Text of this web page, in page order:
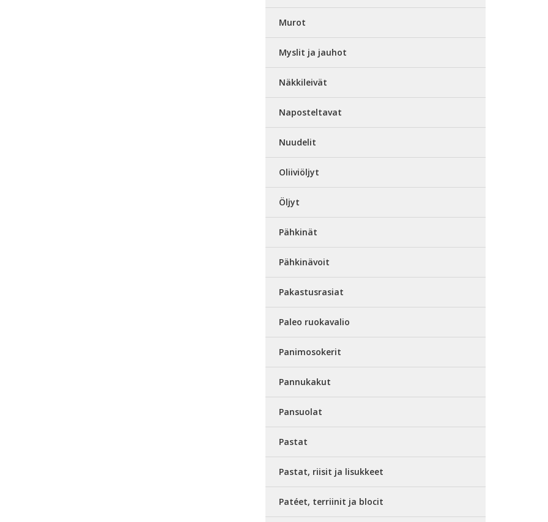
Murot
Myslit ja jauhot
Näkkileivät
Naposteltavat
Nuudelit
Oliiviöljyt
Öljyt
Pähkinät
Pähkinävoit
Pakastusrasiat
Paleo ruokavalio
Panimosokerit
Pannukakut
Pansuolat
Pastat
Pastat, riisit ja lisukkeet
Patéet, terriinit ja blocit